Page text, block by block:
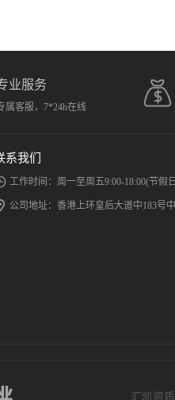
业服务
属客服，7*24h在线
系我们
工作时间：周一至周五9:00-18:00(节假
公司地址：香港上环皇后大道中183号
汇凯资质